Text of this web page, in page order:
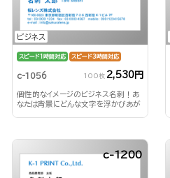
ビジネス
スピード1時間対応 スピード3時間対応
c-1056 100枚 2,530円
個性的なイメージのビジネス名刺！あ
なたは背景にどんな文字を浮かびあが
c-1200